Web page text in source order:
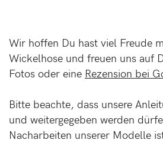
Wir hoffen Du hast viel Freude
Wickelhose und freuen uns auf
Fotos oder eine Rezension bei
Bitte beachte, dass unsere
und weitergegeben werden
Nacharbeiten unserer Modelle